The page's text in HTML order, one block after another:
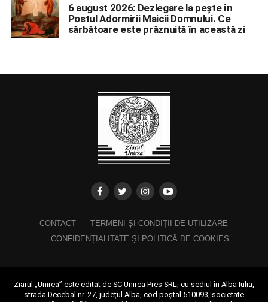
6 august 2026: Dezlegare la pește în
Postul Adormirii Maicii Domnului. Ce
sărbătoare este prăznuită în această zi
CONTACT
TERMENI ȘI CONDIȚII DE UTILIZARE
CONFIDENȚIALITATE ȘI POLITICĂ DE COOKIES
Ziarul „Unirea” este editat de SC Unirea Pres SRL, cu sediul în Alba Iulia,
strada Decebal nr. 27, județul Alba, cod poștal 510093, societate